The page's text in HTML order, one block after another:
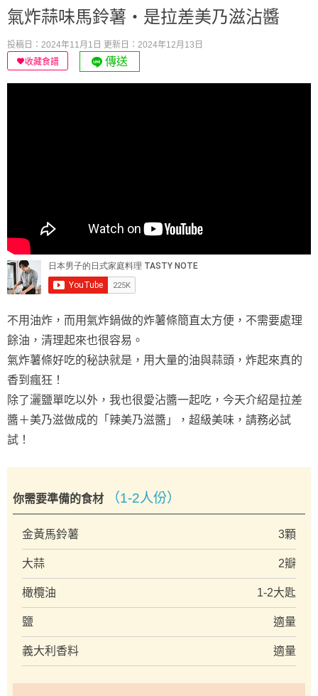
氣炸蒜味馬鈴薯・是拉差美乃滋沾醬
投稿日：2024年11月1日 更新日：2024年12月13日
收藏食譜
傳送
不用油炸，而用氣炸鍋做的炸薯條簡直太方便，不需要處理
餘油，清理起來也很容易。
氣炸薯條好吃的秘訣就是，用大量的油與蒜頭，炸起來真的
香到瘋狂！
除了灑鹽單吃以外，我也很愛沾醬一起吃，今天介紹是拉差
醬＋美乃滋做成的「辣美乃滋醬」，超級美味，請務必試
試！
你需要準備的食材 （1-2人份）
金黃馬鈴薯 3顆
大蒜 2瓣
橄欖油 1-2大匙
鹽 適量
義大利香料 適量